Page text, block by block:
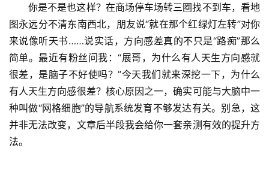
你是不是也这样？在商场停车场转三圈找不到车，看地
图永远分不清东南西北，朋友说“就在那个红绿灯左转”对你
来说像听天书……说实话，方向感差真的不只是“路痴”那么
简单。最近有粉丝问我：“展哥，为什么有人天生方向感就
很差，是脑子不好使吗？”今天我们就来深挖一下， 为什么
有人天生方向感很差？核心原因之一，确实可能与大脑中一
种叫做“网格细胞”的导航系统发育不够发达有关。别急，这
并非无法改变，文章后半段我会给你一套亲测有效的提升方
法。